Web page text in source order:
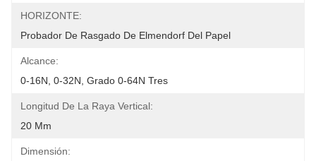
HORIZONTE:
Probador De Rasgado De Elmendorf Del Papel
Alcance:
0-16N, 0-32N, Grado 0-64N Tres
Longitud De La Raya Vertical:
20 Mm
Dimensión: